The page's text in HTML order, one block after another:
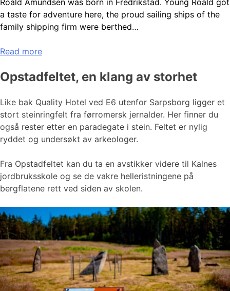
a taste for adventure here, the proud sailing ships of the
family shipping firm were berthed…
Read more
Opstadfeltet, en klang av storhet
Like bak Quality Hotel ved E6 utenfor Sarpsborg ligger et
stort steinringfelt fra førromersk jernalder. Her finner du
også rester etter en paradegate i stein. Feltet er nylig
ryddet og undersøkt av arkeologer.
Fra Opstadfeltet kan du ta en avstikker videre til Kalnes
jordbruksskole og se de vakre helleristningene på
bergflatene rett ved siden av skolen.